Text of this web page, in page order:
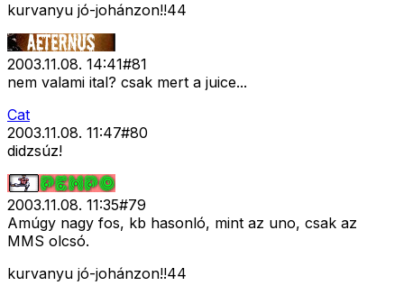
kurvanyu jó-johánzon!!44
2003.11.08. 14:41#81
nem valami ital? csak mert a juice...
Cat
2003.11.08. 11:47#80
didzsúz!
2003.11.08. 11:35#79
Amúgy nagy fos, kb hasonló, mint az uno, csak az
MMS olcsó.
kurvanyu jó-johánzon!!44